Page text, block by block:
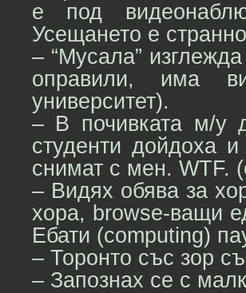
е под
Усещането е
– “Мусала”
оправили, има
университет).
– В почивката м/у
студенти дойдоха
снимат с мен. WTF.
– Видях обява за
хора, browse-ващи
Ебати (computing)
– Торонто със зор
– Запознах се с